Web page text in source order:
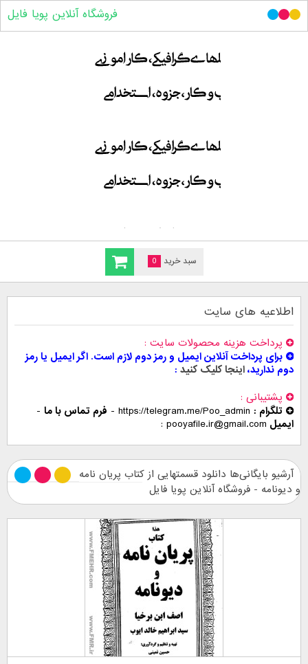
سبد خرید 0
فروشگاه آنلاین پویا فایل
اطلاعیه های سایت
پرداخت هزینه محصولات سایت
برای پرداخت آنلاین ایمیل و رمز دوم لازم است. اگر ایمیل یا رمز
دوم ندارید،اینجا کلیک کنید
پشتیبانی
تلگرام : https://telegram.me/Poo_admin
- فرم تماس با ما -
ایمیل pooyafile.ir@gmail.com
آرشیو بایگانی‌ها دانلود قسمتهایی از کتاب پریان نامه
و دیونامه - فروشگاه آنلاین پویا فایل